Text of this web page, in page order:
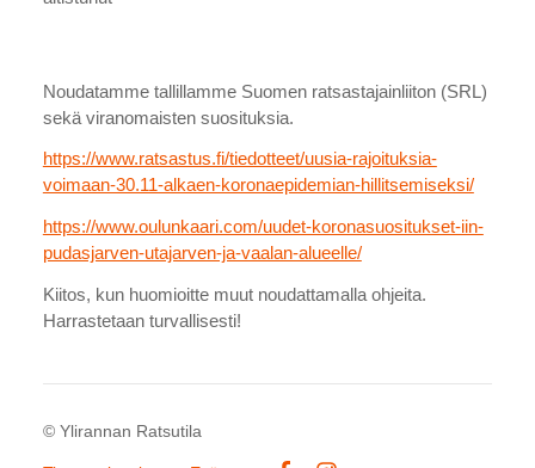
Noudatamme tallillamme Suomen ratsastajainliiton (SRL)
sekä viranomaisten suosituksia.
https://www.ratsastus.fi/tiedotteet/uusia-rajoituksia-
voimaan-30.11-alkaen-koronaepidemian-hillitsemiseksi/
https://www.oulunkaari.com/uudet-koronasuositukset-iin-
pudasjarven-utajarven-ja-vaalan-alueelle/
Kiitos, kun huomioitte muut noudattamalla ohjeita.
Harrastetaan turvallisesti!
© Ylirannan Ratsutila